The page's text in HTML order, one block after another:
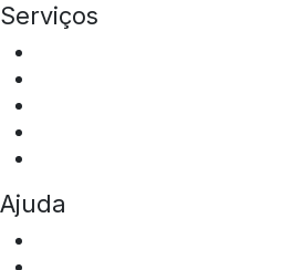
Serviços
Ajuda